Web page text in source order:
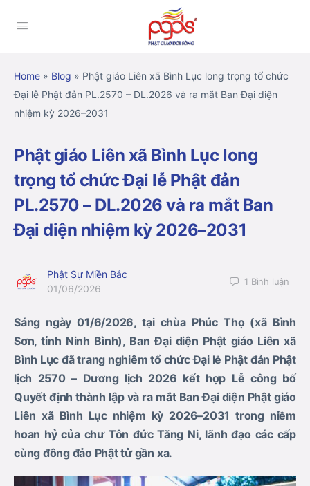
Home » Blog » Phật giáo Liên xã Bình Lục long trọng tổ chức
Đại lễ Phật đản PL.2570 – DL.2026 và ra mắt Ban Đại diện
nhiệm kỳ 2026–2031
Phật giáo Liên xã Bình Lục long
trọng tổ chức Đại lễ Phật đản
PL.2570 – DL.2026 và ra mắt Ban
Đại diện nhiệm kỳ 2026–2031
Phật Sự Miền Bắc
01/06/2026
1 Bình luận
Sáng ngày 01/6/2026, tại chùa Phúc Thọ (xã Bình
Sơn, tỉnh Ninh Bình), Ban Đại diện Phật giáo Liên xã
Bình Lục đã trang nghiêm tổ chứcĐại lễ Phật đản Phật
lịch 2570 – Dương lịch 2026 kết hợp Lễ công bố
Quyết định thành lập và ra mắt Ban Đại diện Phật giáo
Liên xã Bình Lục nhiệm kỳ 2026–2031 trong niềm
hoan hỷ của chư Tôn đức Tăng Ni, lãnh đạo các cấp
cùng đông đảo Phật tử gần xa.